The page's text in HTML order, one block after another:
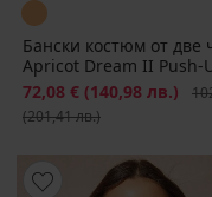
Бански костюм от две
Apricot Dream II Push-
Намаление
72,08 € (140,98 лв.)
(201,41 лв.)